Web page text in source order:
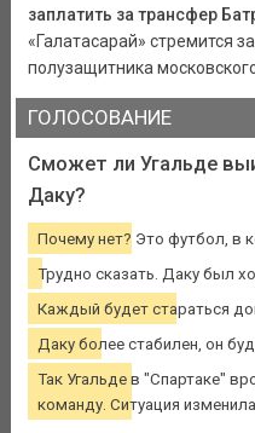
заплатить за трансфер
«Галатасарай» стремится
полузащитника
ГОЛОСОВАНИЕ
Сможет ли Угальде
Даку?
Почему нет? Это футбол, в
Трудно сказать. Даку был
Каждый будет стараться
Даку более стабилен, он
Так Угальде в "Спартаке"
команду. Ситуация